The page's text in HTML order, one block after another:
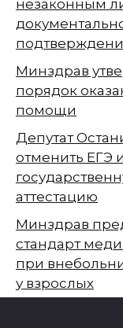
незаконным
Минздрав
порядок
помощи
Депутат
отменить ЕГЭ
аттестацию
Минздрав
стандарт
при
у взрослых